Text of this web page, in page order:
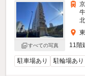
すべての写真
11階
駐車場あり 駐輪場あり